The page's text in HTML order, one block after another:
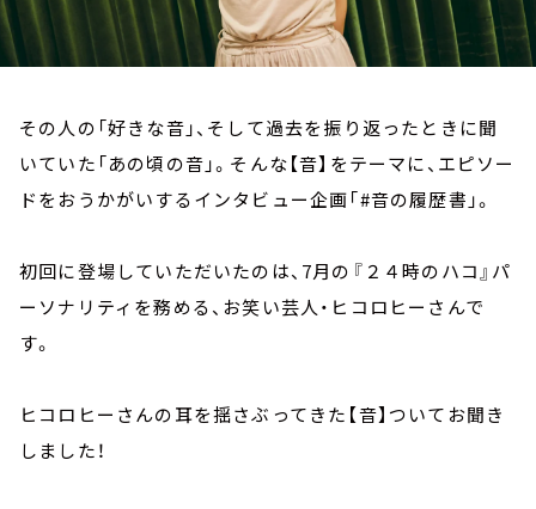
その人の「好きな音」、そして過去を振り返ったときに聞
いていた「あの頃の音」。そんな【音】をテーマに、エピソー
ドをおうかがいするインタビュー企画「#音の履歴書」。
初回に登場していただいたのは、7月の『２４時のハコ』パ
ーソナリティを務める、お笑い芸人・ヒコロヒーさんで
す。
ヒコロヒーさんの耳を揺さぶってきた【音】ついてお聞き
しました！